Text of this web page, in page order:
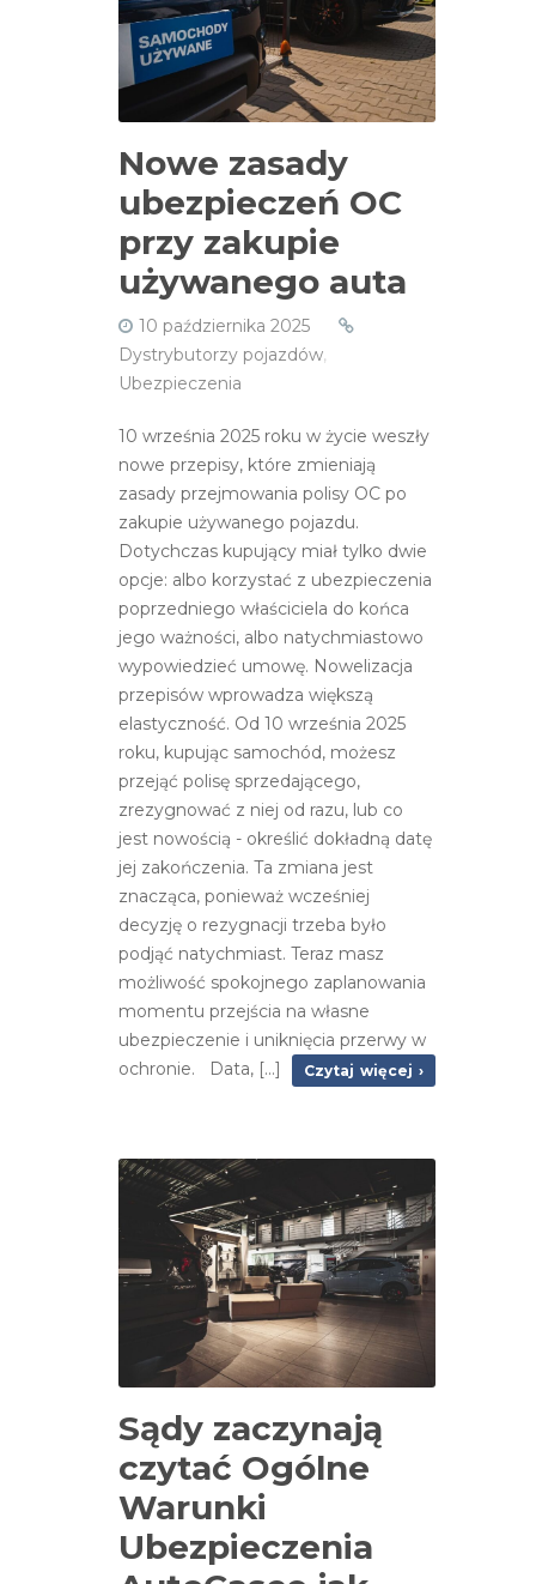
Nowe zasady
ubezpieczeń OC
przy zakupie
używanego auta
10 października 2025
Dystrybutorzy pojazdów,
Ubezpieczenia
10 września 2025 roku w życie weszły
nowe przepisy, które zmieniają
zasady przejmowania polisy OC po
zakupie używanego pojazdu.
Dotychczas kupujący miał tylko dwie
opcje: albo korzystać z ubezpieczenia
poprzedniego właściciela do końca
jego ważności, albo natychmiastowo
wypowiedzieć umowę. Nowelizacja
przepisów wprowadza większą
elastyczność. Od 10 września 2025
roku, kupując samochód, możesz
przejąć polisę sprzedającego,
zrezygnować z niej od razu, lub co
jest nowością - określić dokładną datę
jej zakończenia. Ta zmiana jest
znacząca, ponieważ wcześniej
decyzję o rezygnacji trzeba było
podjąć natychmiast. Teraz masz
możliwość spokojnego zaplanowania
momentu przejścia na własne
ubezpieczenie i uniknięcia przerwy w
ochronie. Data, [...]
Czytaj więcej ›
Sądy zaczynają
czytać Ogólne
Warunki
Ubezpieczenia